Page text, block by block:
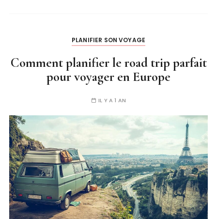
PLANIFIER SON VOYAGE
Comment planifier le road trip parfait
pour voyager en Europe
IL Y A 1 AN